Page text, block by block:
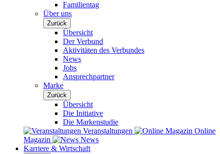
Familientag
Über uns
Zurück
Übersicht
Der Verbund
Aktivitäten des Verbundes
News
Jobs
Ansprechpartner
Marke
Zurück
Übersicht
Die Initiative
Die Markenstudie
Veranstaltungen
Online
Magazin
News
Karriere & Wirtschaft